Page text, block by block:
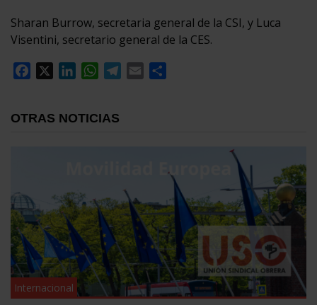
Sharan Burrow, secretaria general de la CSI, y Luca
Visentini, secretario general de la CES.
Facebook
LinkedInWhatsApp
Telegram
Email
OTRAS NOTICIAS
Internacional